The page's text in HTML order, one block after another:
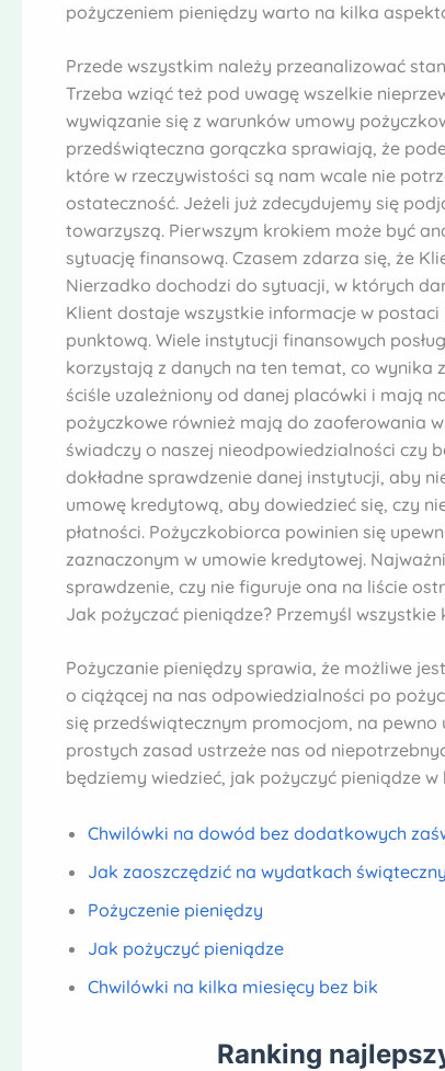
pożyczeniem pieniędzy warto na kilka
Przede wszystkim należy przeanalizować
Trzeba wziąć też pod uwagę wszelkie
wywiązanie się z warunków umowy
przedświąteczna gorączka sprawiają, że
które w rzeczywistości są nam wcale nie
ostateczność. Jeżeli już zdecydujemy się
towarzyszą. Pierwszym krokiem może być
sytuację finansową. Czasem zdarza się, że
Nierzadko dochodzi do sytuacji, w których
Klient dostaje wszystkie informacje w
punktową. Wiele instytucji finansowych
korzystają z danych na ten temat, co wynika
ściśle uzależniony od danej placówki i mają
pożyczkowe również mają do zaoferowania
świadczy o naszej nieodpowiedzialności czy
dokładne sprawdzenie danej instytucji, aby
umowę kredytową, aby dowiedzieć się, czy
płatności. Pożyczkobiorca powinien się
zaznaczonym w umowie kredytowej.
sprawdzenie, czy nie figuruje ona na liście
Jak pożyczać pieniądze? Przemyśl wszystkie
Pożyczanie pieniędzy sprawia, że możliwe
o ciążącej na nas odpowiedzialności po
się przedświątecznym promocjom, na
prostych zasad ustrzeże nas od
będziemy wiedzieć, jak pożyczyć pieniądze w
Chwilówki na dowód bez dodatkowych
Jak zaoszczędzić na wydatkach
Pożyczenie pieniędzy
Jak pożyczyć pieniądze
Chwilówki na kilka miesięcy bez bik
Ranking